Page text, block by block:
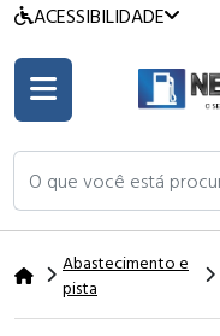
ACESSIBILIDADE
O que você está procurando?
Abastecimento e
pista